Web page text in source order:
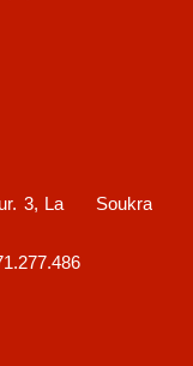
3, La Soukra